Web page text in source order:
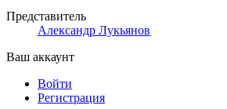
Представитель
Александр Лукьянов
Ваш аккаунт
Войти
Регистрация